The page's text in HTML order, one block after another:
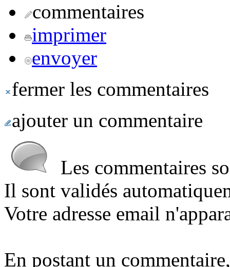
commentaires
imprimer
envoyer
fermer les commentaires
ajouter un commentaire
Les commentaires
Il sont validés
Votre adresse email
En postant un